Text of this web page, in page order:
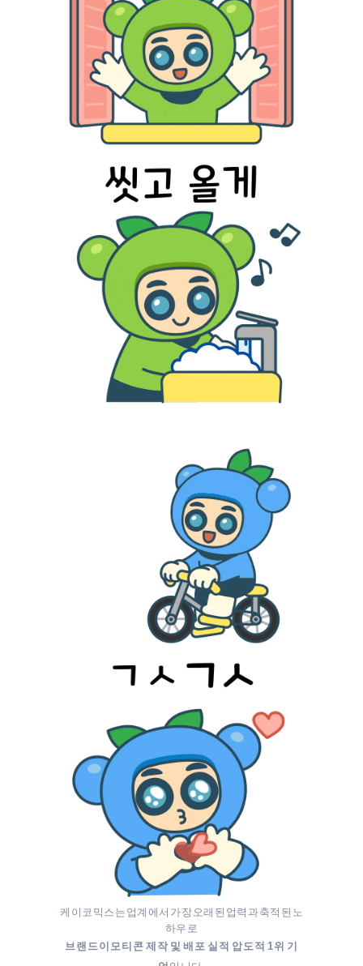
케이코믹스는 업계에서 가장 오래된 업력과 축적된 노
하우로
브랜드이모티콘 제작 및 배포 실적 압도적 1위 기